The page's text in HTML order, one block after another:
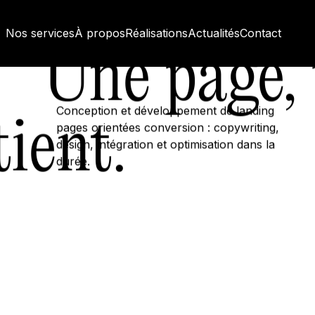
Nos servicesÀ proposRéalisationsActualitésContact
Une
Conception et développement de landing
pages orientées conversion : copywriting,
design, intégration et optimisation dans la
durée.